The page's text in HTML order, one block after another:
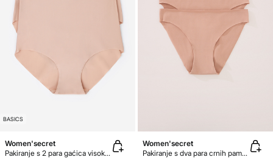
BASICS
Women'secret
Pakiranje s 2 para gaćica visokog struka
Women'secret
Pakiranje s dva para crnih pamučnih klasičnih gaćica